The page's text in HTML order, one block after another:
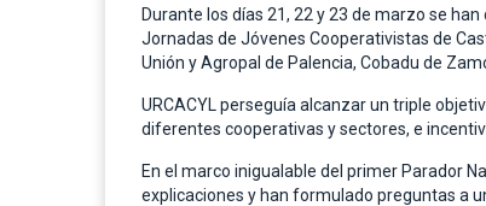
Durante los días 21, 22 y 23 de marzo se
Jornadas de Jóvenes Cooperativistas de
Unión y Agropal de Palencia, Cobadu de
URCACYL perseguía alcanzar un triple
diferentes cooperativas y sectores, e
En el marco inigualable del primer Parador
explicaciones y han formulado preguntas a